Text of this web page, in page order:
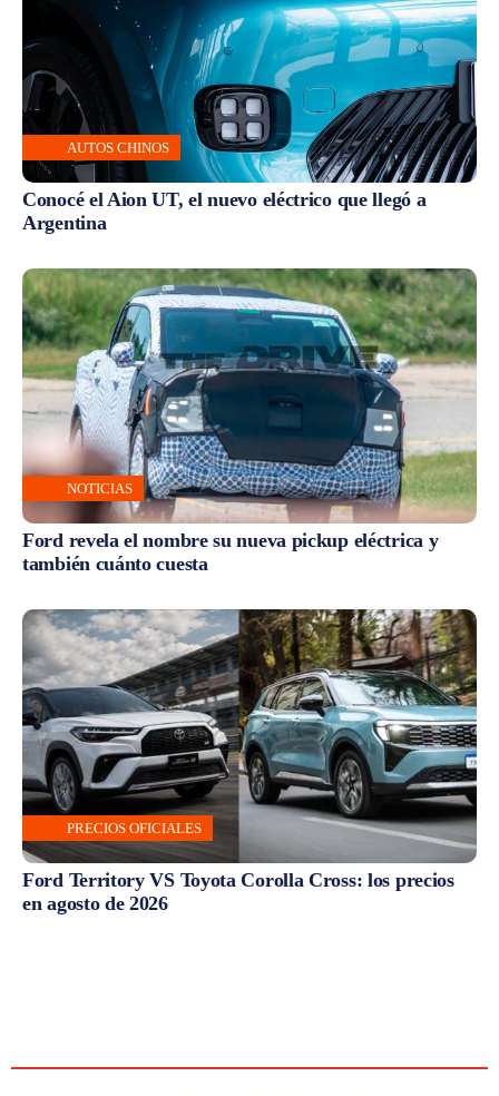
AUTOS CHINOS
Conocé el Aion UT, el nuevo eléctrico que llegó a
Argentina
NOTICIAS
Ford revela el nombre su nueva pickup eléctrica y
también cuánto cuesta
PRECIOS OFICIALES
Ford Territory VS Toyota Corolla Cross: los precios
en agosto de 2026